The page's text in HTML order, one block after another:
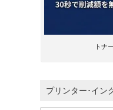
トナ
プリンター･イン